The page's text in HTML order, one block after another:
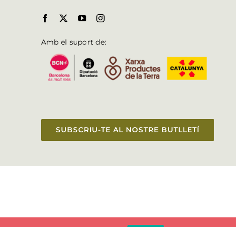
Amb el suport de:
SUBSCRIU-TE AL NOSTRE BUTLLETÍ